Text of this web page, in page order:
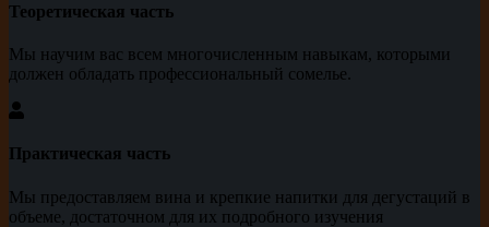
Теоретическая часть
Мы научим вас всем многочисленным навыкам, которыми
должен обладать профессиональный сомелье.
Практическая часть
Мы предоставляем вина и крепкие напитки для дегустаций в
объеме, достаточном для их подробного изучения